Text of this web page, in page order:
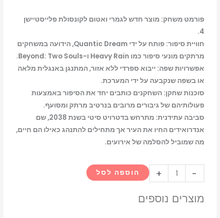
פורמט משחק: מוצר חדש לגמרי ואטום לקונסולת פלייסטיישן
4.
חוויית סיפור: פותח על ידי Quantic Dream, הידועה במשחקים
מרתקים מונעי סיפור כמו Heavy Rain ו-Beyond: Two Souls.
אפשרויות שפה: ייבוא ​​ספרדי ללא אזור, המתנגן באנגלית מלאה
או בשפה שנקבעה על ידי המערכת.
סוכנות שחקן: השחקנים כותבים יחד את הסיפור באמצעות
פעולותיהם של גיבורים מרובים בנרטיב מרתק ומסועף.
סביבה עתידנית: מתרחש בדטרויט סיטי בשנת 2038, שם
אנדרואידים החיו את העיר אך מתחילים להתנהג כאילו הם חיים,
מה שמוביל להסלמה של אירועים.
-
של
detroit
+ הוספה לסל
מוצרים נוספים